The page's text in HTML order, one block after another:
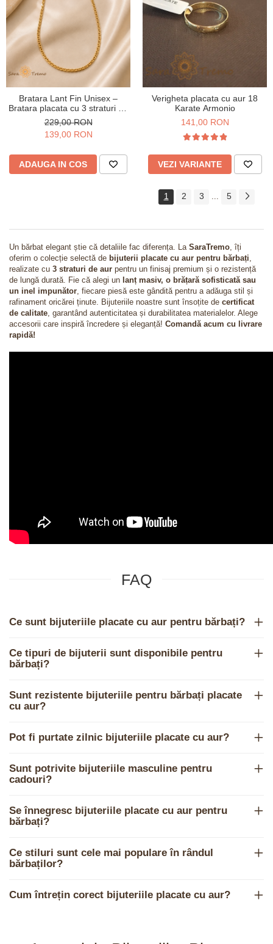
Bratara Lant Fin Unisex –
Bratara placata cu 3 straturi de
aur 18K Brazilia, cu stanta, 19
cm
229,00 RON
139,00 RON
ADAUGA IN COS
Verigheta placata cu aur 18
Karate Armonio
141,00 RON
VEZI VARIANTE
1 2 3 ... 5
Un bărbat elegant știe că detaliile fac diferența. La SaraTremo, îți
oferim o colecție selectă de bijuterii placate cu aur pentru bărbați,
realizate cu 3 straturi de aur pentru un finisaj premium și o rezistență
de lungă durată. Fie că alegi un lanț masiv, o brățară sofisticată sau
un inel impunător, fiecare piesă este gândită pentru a adăuga stil și
rafinament oricărei ținute. Bijuteriile noastre sunt însoțite de certificat
de calitate, garantând autenticitatea și durabilitatea materialelor. Alege
accesorii care inspiră încredere și eleganță! Comandă acum cu livrare
rapidă!
FAQ
Ce sunt bijuteriile placate cu aur pentru bărbați?
Ce tipuri de bijuterii sunt disponibile pentru
bărbați?
Sunt rezistente bijuteriile pentru bărbați placate
cu aur?
Pot fi purtate zilnic bijuteriile placate cu aur?
Sunt potrivite bijuteriile masculine pentru
cadouri?
Se înnegresc bijuteriile placate cu aur pentru
bărbați?
Ce stiluri sunt cele mai populare în rândul
bărbaților?
Cum întrețin corect bijuteriile placate cu aur?